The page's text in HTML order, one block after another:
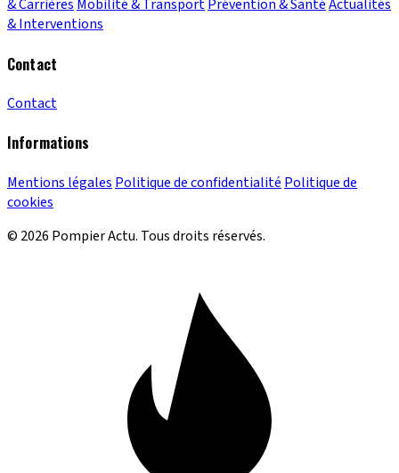
& CarrièresMobilité & TransportPrévention & SantéActualités
& Interventions
Contact
Contact
Informations
Mentions légales Politique de confidentialité Politique de
cookies
© 2026 Pompier Actu. Tous droits réservés.